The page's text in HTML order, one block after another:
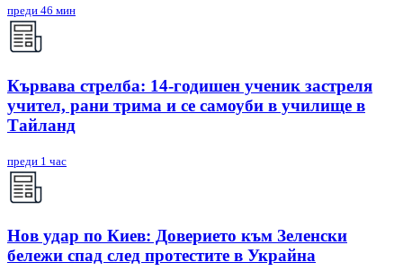
преди 46 мин
Кървава стрелба: 14-годишен ученик застреля
учител, рани трима и се самоуби в училище в
Тайланд
преди 1 час
Нов удар по Киев: Доверието към Зеленски
бележи спад след протестите в Украйна